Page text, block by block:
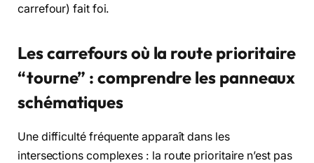
carrefour) fait foi.
Les carrefours où la route prioritaire
“tourne” : comprendre les panneaux
schématiques
Une difficulté fréquente apparaît dans les
intersections complexes : la route prioritaire n’est pas